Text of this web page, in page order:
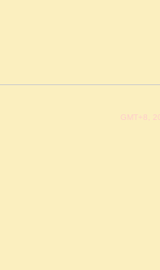
GMT+8,